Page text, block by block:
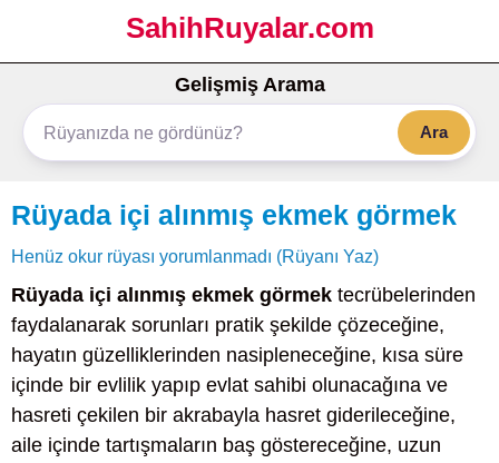
SahihRuyalar.com
Gelişmiş Arama
Ara
Rüyada içi alınmış ekmek görmek
Henüz okur rüyası yorumlanmadı (Rüyanı Yaz)
Rüyada içi alınmış ekmek görmek tecrübelerinden
faydalanarak sorunları pratik şekilde çözeceğine,
hayatın güzelliklerinden nasipleneceğine, kısa süre
içinde bir evlilik yapıp evlat sahibi olunacağına ve
hasreti çekilen bir akrabayla hasret giderileceğine,
aile içinde tartışmaların baş göstereceğine, uzun